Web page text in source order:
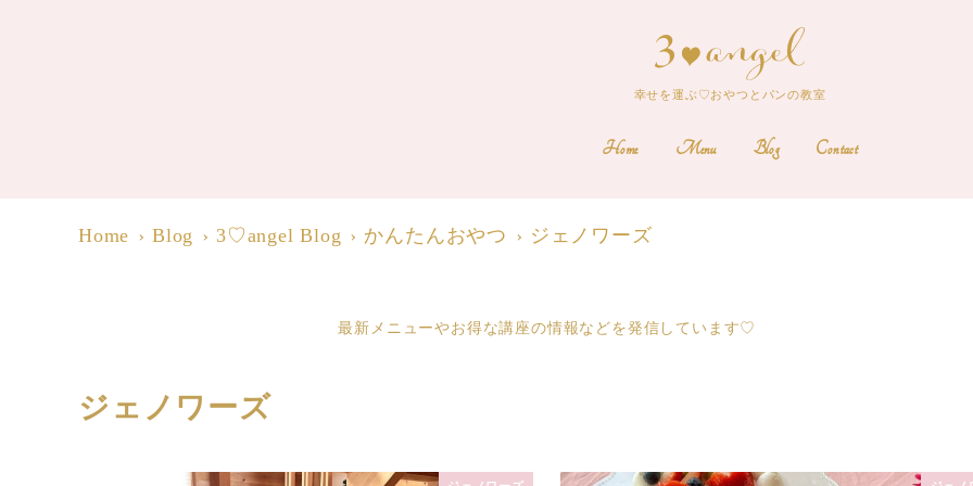
幸せを運ぶ♡おやつとパンの教室
Home Menu Blog Contact
Home Blog 3♡angel Blog かんたんおやつ ジェノワーズ
最新メニューやお得な講座の情報などを発信しています♡
ジェノワーズ